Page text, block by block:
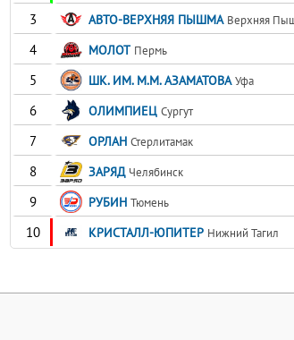
3
АВТО-ВЕРХНЯЯ ПЫШМА Верхняя
4
МОЛОТ Пермь
5
ШК. ИМ. М.М. АЗАМАТОВА Уфа
6
ОЛИМПИЕЦ Сургут
7
ОРЛАН Стерлитамак
8
ЗАРЯД Челябинск
9
РУБИН Тюмень
10
КРИСТАЛЛ-ЮПИТЕР Нижний Тагил